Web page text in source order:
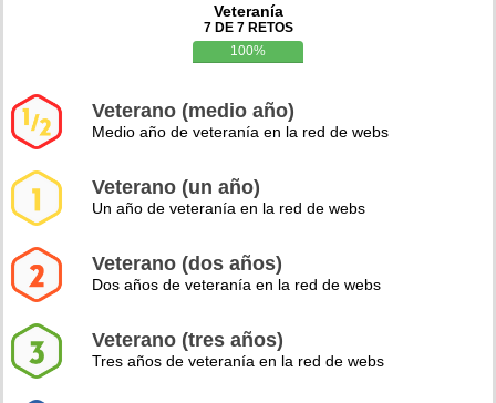
Veteranía
7 DE 7 RETOS
100%
Veterano (medio año)
Medio año de veteranía en la red de webs
Veterano (un año)
Un año de veteranía en la red de webs
Veterano (dos años)
Dos años de veteranía en la red de webs
Veterano (tres años)
Tres años de veteranía en la red de webs